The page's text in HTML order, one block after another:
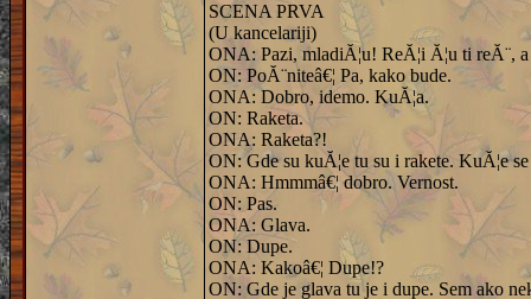
SCENA PRVA
(U kancelariji)
ONA: Pazi, mladiĂ¦u! ReĂ¦i Ă¦u ti reĂ¨,
ON: PoĂ¨niteâ€¦ Pa, kako bude.
ONA: Dobro, idemo. KuĂ¦a.
ON: Raketa.
ONA: Raketa?!
ON: Gde su kuĂ¦e tu su i rakete. KuĂ¦e
ONA: Hmmmâ€¦ dobro. Vernost.
ON: Pas.
ONA: Glava.
ON: Dupe.
ONA: Kakoâ€¦ Dupe!?
ON: Gde je glava tu je i dupe. Sem ako